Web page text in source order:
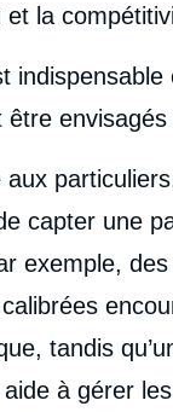
la
indispensable
capter une
exemple,
tandis
à gérer